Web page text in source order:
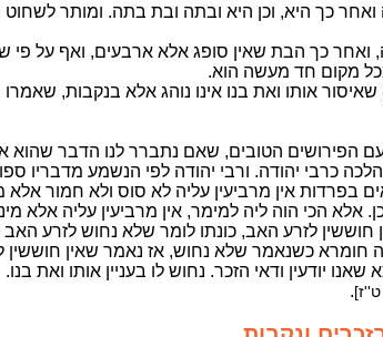
ואחר כך היא, וכן היא ובתה ובת בתה. ומותר
כך הבת שאין סופג אלא ארבעים, ואף על פי
מכל מקום חד מעשה הוא.
שאיסור אותו ואת בנו אינו נוהג אלא בנקבות, שאמרו
הפירושים הטובים, שאם נתברר לנו הדבר שהוא
כרבי יהודה. ורבי יהודה לפי הנשמע מדבריו
בפרדות אין מרביעין עליה לא סוס ולא חמור אלא
אלא הכי הוה ליה למימר, אין מרביעין עליה אלא
חוששין לזרע האב, כונתו לומר שלא נחוש לזרע
חומרא כשנאמר שלא נחוש, אז נאמר שאין חוששין
יודעין ודאי הזכר. נחוש לו בעניין אותו ואת בנו.
.